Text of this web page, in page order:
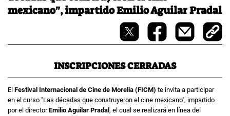
mexicano", impartido Emilio Aguilar Pradal
INSCRIPCIONES CERRADAS
El Festival Internacional de Cine de Morelia (FICM) te invita a participar
en el curso "Las décadas que construyeron el cine mexicano", impartido
por el directorEmilio Aguilar Pradal , el cual se realizará en línea del